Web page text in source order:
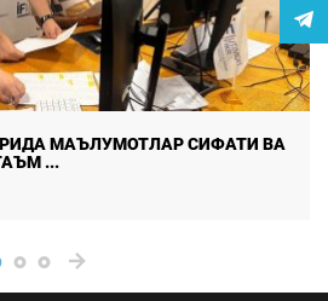
МАЪЛУМОТЛАР СИФАТИ ВА
...